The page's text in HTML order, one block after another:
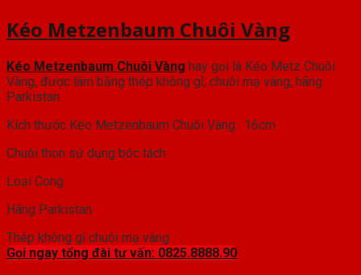
Kéo Metzenbaum Chuôi Vàng
Kéo Metzenbaum Chuôi Vàng hay gọi là Kéo Metz Chuôi
Vàng, được làm bằng thép không gỉ, chuôi mạ vàng, hãng
Parkistan
Kích thước Kéo Metzenbaum Chuôi Vàng : 16cm
Chuôi thon sử dụng bóc tách
Loại Cong
Hãng Parkistan
Thép không gỉ chuôi mạ vàng
Gọi ngay tổng đài tư vấn: 0825.8888.90